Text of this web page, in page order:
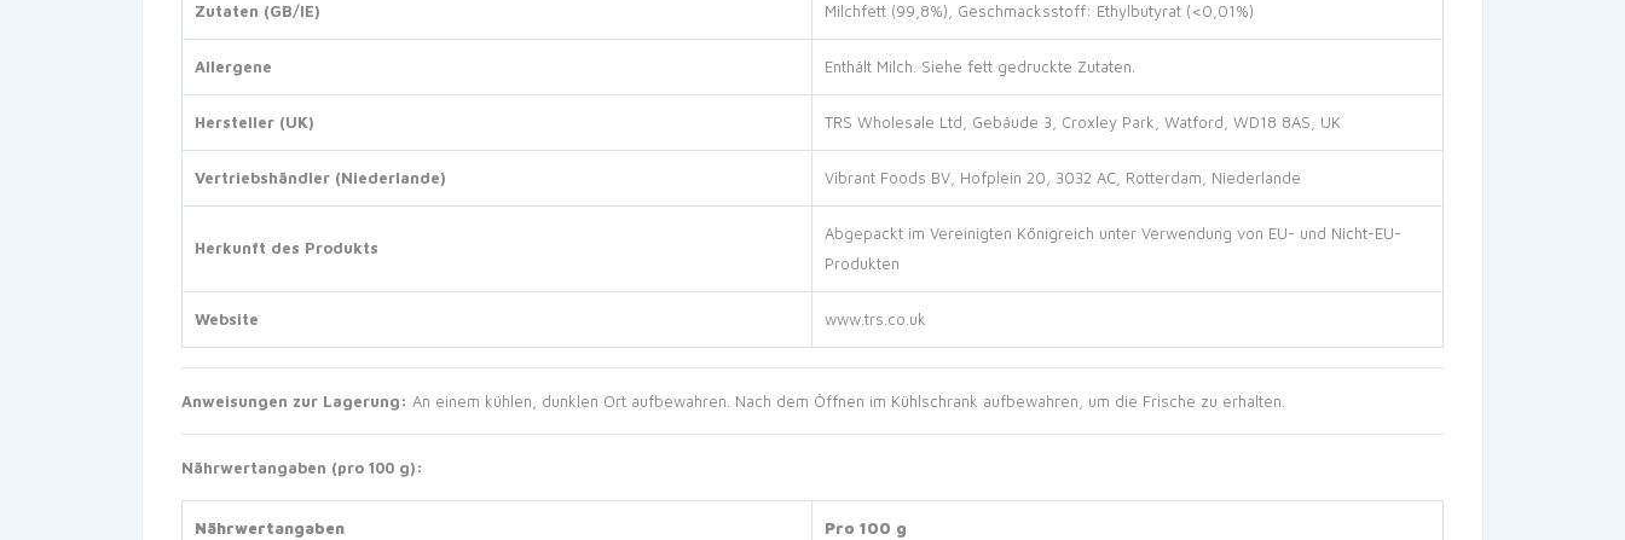
Zutaten (GB/IE) Milchfett (99,8%), Geschmacksstoff: Ethylbutyrat (<0,01%)
Allergene Enthält Milch. Siehe fett gedruckte Zutaten.
Hersteller (UK) TRS Wholesale Ltd, Gebäude 3, Croxley Park, Watford, WD18 8AS, UK
Vertriebshändler (Niederlande) Vibrant Foods BV, Hofplein 20, 3032 AC, Rotterdam, Niederlande
Herkunft des Produkts
Abgepackt im Vereinigten Königreich unter Verwendung von EU- und Nicht-EU-
Produkten
Website www.trs.co.uk
Anweisungen zur Lagerung: An einem kühlen, dunklen Ort aufbewahren. Nach dem Öffnen im Kühlschrank aufbewahren, um die Frische zu erhalten.
Nährwertangaben (pro 100 g):
Nährwertangaben Pro 100 g